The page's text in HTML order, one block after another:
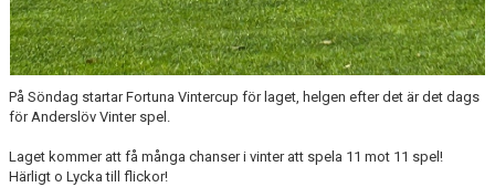
På Söndag startar Fortuna Vintercup för laget, helgen efter det är det dags
för Anderslöv Vinter spel.
Laget kommer att få många chanser i vinter att spela 11 mot 11 spel!
Härligt o Lycka till flickor!